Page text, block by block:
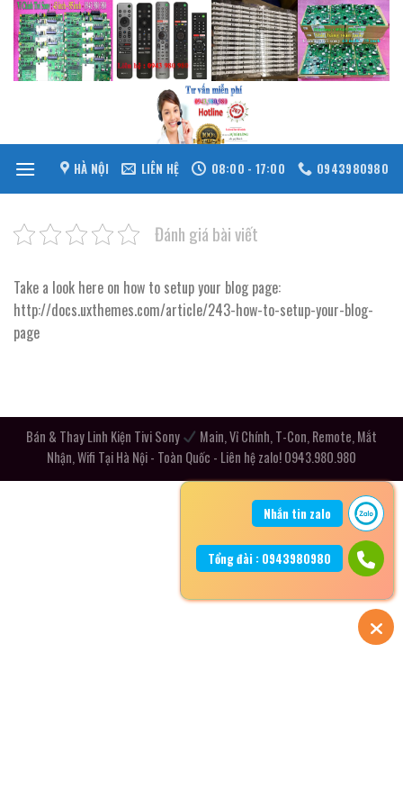
Skip
content
HÀ NỘI LIÊN HỆ 08:00 - 17:00 0943980980
Đánh giá bài viết
Take a look here on how to setup your blog page:
http://docs.uxthemes.com/article/243-how-to-setup-your-blog-
page
Bán & Thay Linh Kiện Tivi Sony
Main, Vỉ Chính, T-Con, Remote, Mắt
Nhận, Wifi Tại Hà Nội - Toàn Quốc - Liên hệ zalo! 0943.980.980
Nhắn tin zalo
Tổng đài : 0943980980